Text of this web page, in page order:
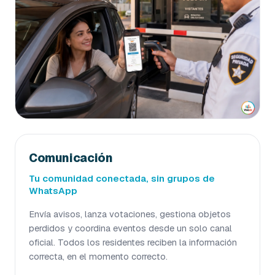
Comunicación
Tu comunidad conectada, sin grupos de
WhatsApp
Envía avisos, lanza votaciones, gestiona objetos
perdidos y coordina eventos desde un solo canal
oficial. Todos los residentes reciben la información
correcta, en el momento correcto.